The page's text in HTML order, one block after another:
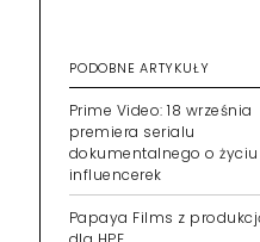
PODOBNE ARTYKUŁY
Prime Video: 18 września
premiera serialu
dokumentalnego o życiu
influencerek
Papaya Films z produkcją
dla HPE